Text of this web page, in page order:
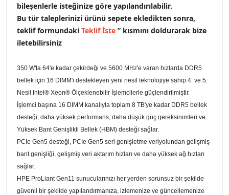
bileşenlerle isteğinize göre yapılandırılabilir.
Bu tür taleplerinizi ürünü sepete ekledikten sonra,
teklif formundaki Teklif İste ” kısmını doldurarak bize
iletebilirsiniz
350 W'ta 64'e kadar çekirdeği ve 5600 MHz'e varan hızlarda DDR5
bellek için 16 DIMM'i destekleyen yeni nesil teknolojiye sahip 4. ve 5.
Nesil Intel® Xeon® Ölçeklenebilir İşlemcilerle güçlendirilmiştir.
İşlemci başına 16 DIMM kanalıyla toplam 8 TB'ye kadar DDR5 bellek
desteği, daha yüksek performans, daha düşük güç gereksinimleri ve
Yüksek Bant Genişlikli Bellek (HBM) desteği sağlar.
PCIe Gen5 desteği, PCIe Gen5 seri genişletme veriyolundan gelişmiş
bant genişliği, gelişmiş veri aktarım hızları ve daha yüksek ağ hızları
sağlar.
HPE ProLiant Gen11 sunucularınızı her yerden sorunsuz bir şekilde
güvenli bir şekilde yapılandırmanıza, izlemenize ve güncellemenize